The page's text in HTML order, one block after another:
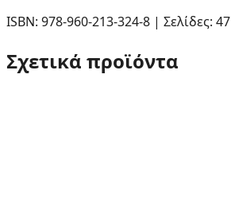
ISBN: 978-960-213-324-8 | Σελίδες: 47
Σχετικά προϊόντα